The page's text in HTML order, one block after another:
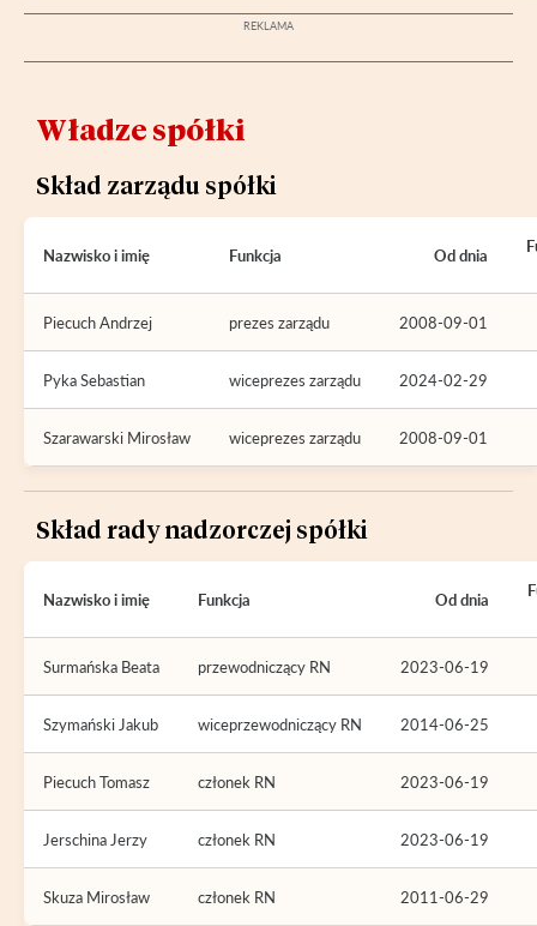
Władze spółki
Skład zarządu spółki
Nazwisko i imię Funkcja Od dnia
Piecuch Andrzej prezes zarządu 2008-09-01
Pyka Sebastian wiceprezes zarządu 2024-02-29
Szarawarski Mirosław wiceprezes zarządu 2008-09-01
Skład rady nadzorczej spółki
Nazwisko i imię Funkcja Od dnia
Surmańska Beata przewodniczący RN 2023-06-19
Szymański Jakub wiceprzewodniczący RN 2014-06-25
Piecuch Tomasz członek RN 2023-06-19
Jerschina Jerzy członek RN 2023-06-19
Skuza Mirosław członek RN 2011-06-29